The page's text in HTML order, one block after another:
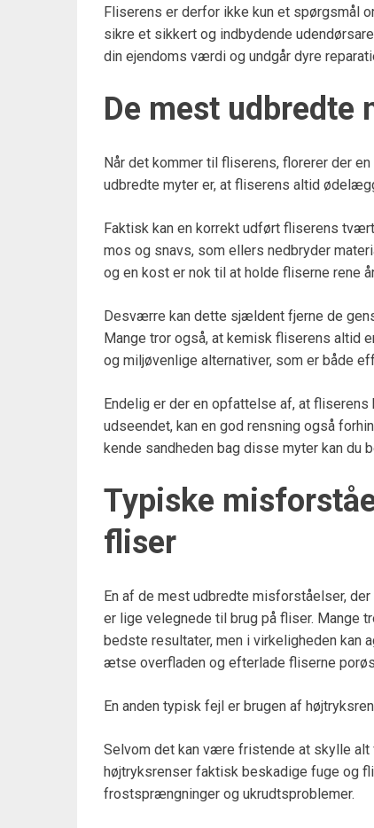
Fliserens er derfor ikke kun et
sikre et sikkert og indbydende
din ejendoms værdi og undgår dyre
De mest udbredte
Når det kommer til fliserens, florerer der
udbredte myter er, at fliserens altid
Faktisk kan en korrekt udført fliserens
mos og snavs, som ellers nedbryder
og en kost er nok til at holde fliserne rene
Desværre kan dette sjældent fjerne de
Mange tror også, at kemisk fliserens altid
og miljøvenlige alternativer, som er både
Endelig er der en opfattelse af, at
udseendet, kan en god rensning også
kende sandheden bag disse myter kan du
Typiske
fliser
En af de mest udbredte misforståelser,
er lige velegnede til brug på fliser. Mange
bedste resultater, men i virkeligheden
ætse overfladen og efterlade fliserne
En anden typisk fejl er brugen af
Selvom det kan være fristende at skylle
højtryksrenser faktisk beskadige fuge og
frostsprængninger og ukrudtsproblemer.